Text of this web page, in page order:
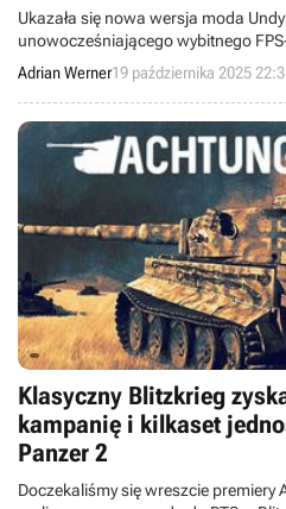
Ukazała się nowa wersja moda
unowocześniającego wybitnego
Adrian Werner19 października 2025
Klasyczny Blitzkrieg
kampanię i kilkaset
Panzer 2
Doczekaliśmy się wreszcie premiery